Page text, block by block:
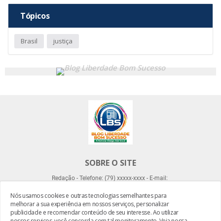
Tópicos
Brasil justiça
SOBRE O SITE
Redação - Telefone: (79) xxxxx-xxxx - E-mail:
Nós usamos cookies e outras tecnologias semelhantes para
melhorar a sua experiência em nossos serviços, personalizar
publicidade e recomendar conteúdo de seu interesse. Ao utilizar